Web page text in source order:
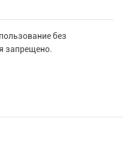
без
запрещено.